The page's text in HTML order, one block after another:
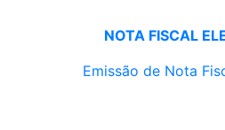
NOTA FISCAL
Emissão de Nota